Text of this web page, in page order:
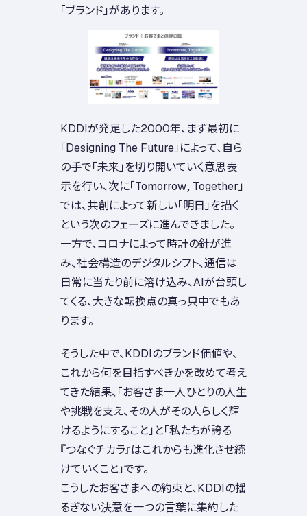
「ブランド」があります。
KDDIが発足した2000年、まず最初に
「Designing The Future」によって、自ら
の手で「未来」を切り開いていく意思表
示を行い、次に「Tomorrow, Together」
では、共創によって新しい「明日」を描く
という次のフェーズに進んできました。
一方で、コロナによって時計の針が進
み、社会構造のデジタルシフト、通信は
日常に当たり前に溶け込み、AIが台頭し
てくる、大きな転換点の真っ只中でもあ
ります。
そうした中で、KDDIのブランド価値や、
これから何を目指すべきかを改めて考え
てきた結果、「お客さま一人ひとりの人生
や挑戦を支え、その人がその人らしく輝
けるようにすること」と「私たちが誇る
『つなぐチカラ』はこれからも進化させ続
けていくこと」です。
こうしたお客さまへの約束と、KDDIの揺
るぎない決意を一つの言葉に集約した